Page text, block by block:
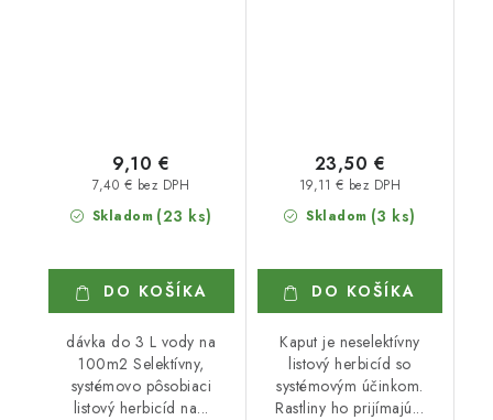
Skladom (23 ks)
7,40 € bez DPH
9,10 €
DO KOŠÍKA
dávka do 3 L vody na
100m2 Selektívny,
systémovo pôsobiaci
listový herbicíd na...
Skladom (3 ks)
19,11 € bez DPH
23,50 €
DO KOŠÍKA
Kaput je neselektívny
listový herbicíd so
systémovým účinkom.
Rastliny ho prijímajú...